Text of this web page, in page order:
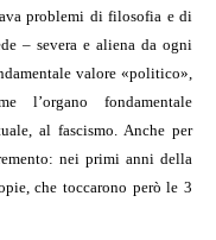
problemi di filosofia e di
– severa e aliena da ogni
valore «politico»,
l’organo fondamentale
al fascismo. Anche per
nei primi anni della
che toccarono però le 3